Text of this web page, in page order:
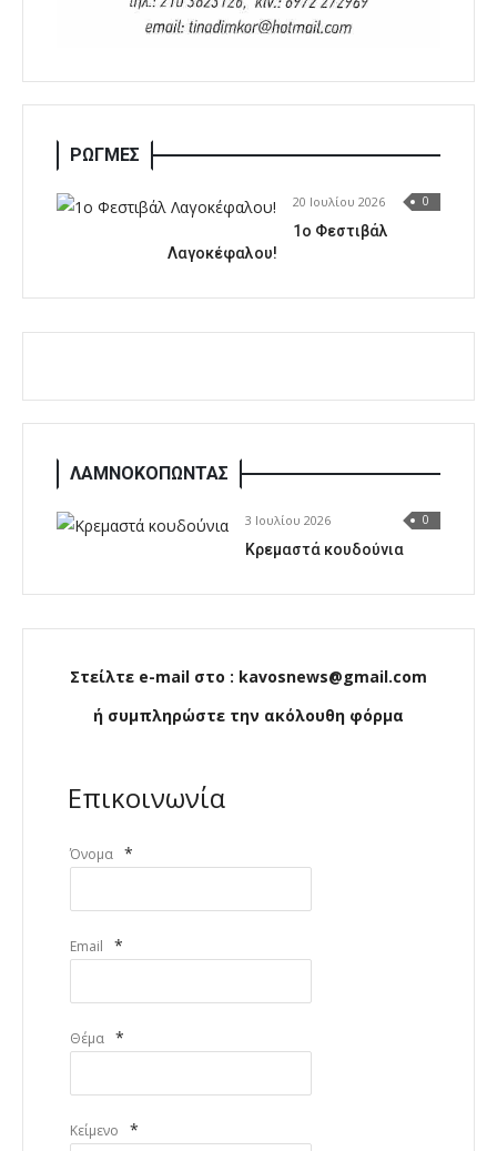
ΡΩΓΜΕΣ
20 Ιουλίου 2026 0
1o Φεστιβάλ
Λαγοκέφαλου!
ΛΑΜΝΟΚΟΠΩΝΤΑΣ
3 Ιουλίου 2026 0
Κρεμαστά κουδούνια
Στείλτε e-mail στο : kavosnews@gmail.com
ή συμπληρώστε την ακόλουθη φόρμα
Επικοινωνία
Όνομα *
Email *
Θέμα *
Κείμενο *